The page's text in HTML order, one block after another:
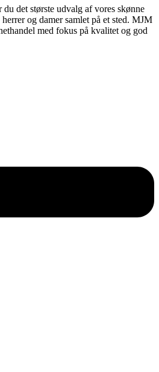
det største udvalg af vores skønne
og damer samlet på et sted. MJM
med fokus på kvalitet og god